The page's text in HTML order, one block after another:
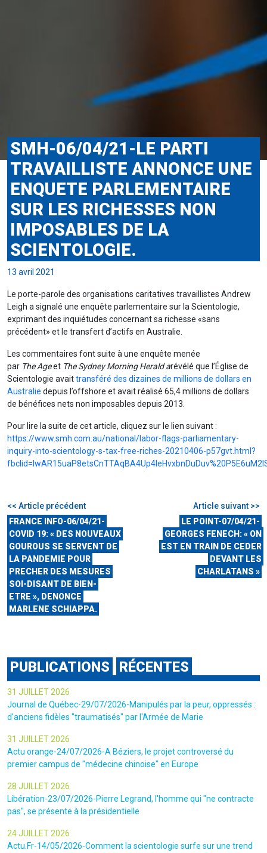
SMH-06/04/21-LE PARTI
TRAVAILLISTE ANNONCE UNE
ENQUETE PARLEMENTAIRE
SUR LES RICHESSES NON
IMPOSABLES DE LA
SCIENTOLOGIE.
13 avril 2021
Le porte-parole des organisations caritatives travaillistes Andrew
Leigh a signalé une enquête parlementaire sur la Scientologie,
exprimant des inquiétudes concernant sa richesse «sans
précédent» et le transfert d’actifs en Australie.
Les commentaires font suite à une enquête menée
par The Ageet The Sydney Morning Herald arévélé que l’Église de
Scientologie avaittransféré des dizaines de millions de dollars en
Australie depuis l’offshore et avait réalisé 65,4 millions de dollars
de bénéfices nets non imposables depuis 2013.
Pour lire la suite de cet article, cliquez sur le lien suivant :
https://www.smh.com.au/national/labor-flags-parliamentary-
inquiry-into-scientology-s-tax-free-riches-20210406-p57gvt.html?
<< Article précédent
FRANCE INFO-06/04/21-
COVID 19: « DES NOUVEAUX
GOUROUS SE SERVENT DE
LA PANDEMIE POUR
PRECHER DES MESURES
SOI-DISANT DE BIEN-
ETRE », DENONCE
MARLENE SCHIAPPA.
Article suivant >>
LE POINT-07/04/21-
GEORGES FENECH: « ON
EST EN TRAIN DE CEDER
DEVANT LES
CHARLATANS »
PUBLICATIONS RÉCENTES
31 JUILLET 2026
Journal de Québec-29/07/2026-Manipulés par la peur, oppressés :
d'anciens fidèles "traumatisés" par l'Armée de Marie
31 JUILLET 2026
Actu orange-24/07/2026-A Béziers, le projet controversé du
premier campus de "médecine chinoise" en Europe
28 JUILLET 2026
Libération-23/07/2026-Pierre Legrand, l'homme qui "ne contracte
pas", se présente à la présidentielle
24 JUILLET 2026
Actu.Fr-14/05/2026-Comment la scientologie surfe sur une trend